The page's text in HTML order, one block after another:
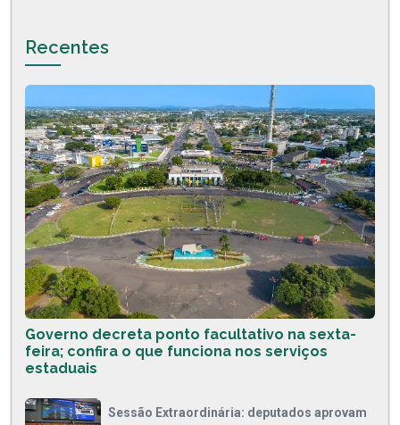
Recentes
Governo decreta ponto facultativo na sexta-
feira; confira o que funciona nos serviços
estaduais
Sessão Extraordinária: deputados aprovam